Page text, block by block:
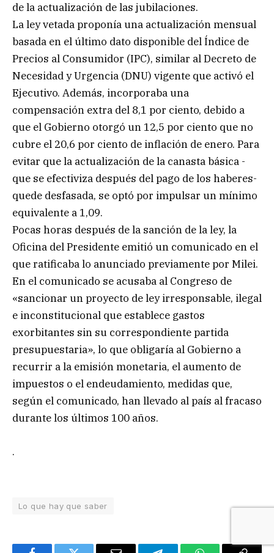
de la actualización de las jubilaciones.
La ley vetada proponía una actualización mensual
basada en el último dato disponible del Índice de
Precios al Consumidor (IPC), similar al Decreto de
Necesidad y Urgencia (DNU) vigente que activó el
Ejecutivo. Además, incorporaba una
compensación extra del 8,1 por ciento, debido a
que el Gobierno otorgó un 12,5 por ciento que no
cubre el 20,6 por ciento de inflación de enero. Para
evitar que la actualización de la canasta básica -
que se efectiviza después del pago de los haberes-
quede desfasada, se optó por impulsar un mínimo
equivalente a 1,09.
Pocas horas después de la sanción de la ley, la
Oficina del Presidente emitió un comunicado en el
que ratificaba lo anunciado previamente por Milei.
En el comunicado se acusaba al Congreso de
«sancionar un proyecto de ley irresponsable, ilegal
e inconstitucional que establece gastos
exorbitantes sin su correspondiente partida
presupuestaria», lo que obligaría al Gobierno a
recurrir a la emisión monetaria, el aumento de
impuestos o el endeudamiento, medidas que,
según el comunicado, han llevado al país al fracaso
durante los últimos 100 años.
.
Lo que hay que saber